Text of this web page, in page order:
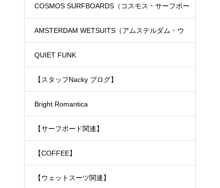
COSMOS SURFBOARDS（コスモス・サーフボー
ド）
AMSTERDAM WETSUITS（アムステルダム・ウ
ェットスーツ）
QUIET FUNK
【スタッフNacky ブログ】
Bright Romantica
【サーフボード関連】
【COFFEE】
【ウェットスーツ関連】